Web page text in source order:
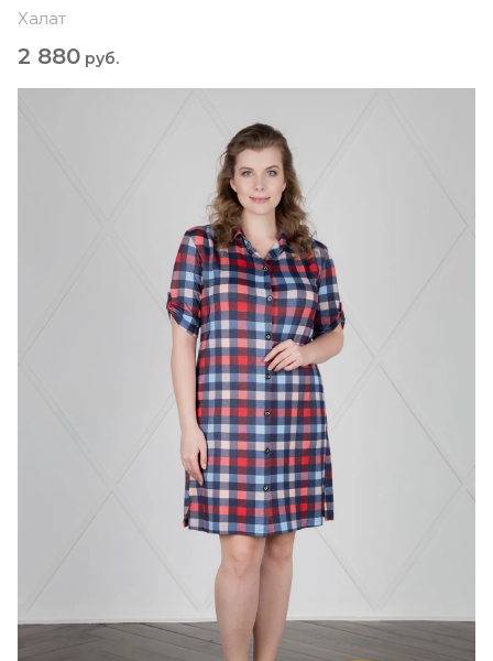
Халат
2 880 руб.